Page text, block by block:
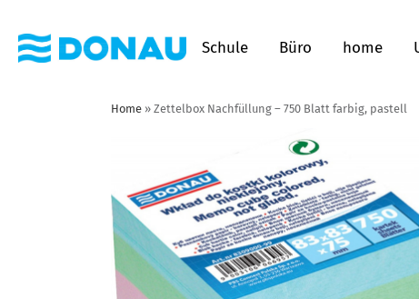
Schule Büro home
Home » Zettelbox Nachfüllung – 750 Blatt farbig, pastell